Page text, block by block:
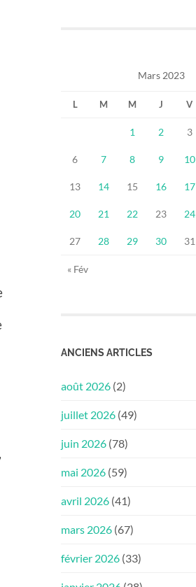
Mars 2023
L M M J V
1 2 3
6 7 8 9 10
13 14 15 16 17
20 21 22 23 24
27 28 29 30 31
« Fév
ANCIENS ARTICLES
août 2026 (2)
juillet 2026 (49)
juin 2026 (78)
mai 2026 (59)
avril 2026 (41)
mars 2026 (67)
février 2026 (33)